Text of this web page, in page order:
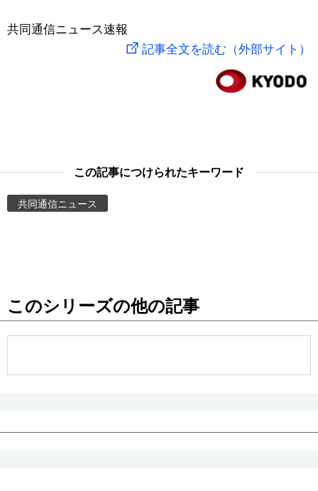
社会
旅と暮らし
東京
暮らし
共同通信ニュース速報
記事全文を読む（外部サイト）
この記事につけられたキーワード
共同通信ニュース
このシリーズの他の記事